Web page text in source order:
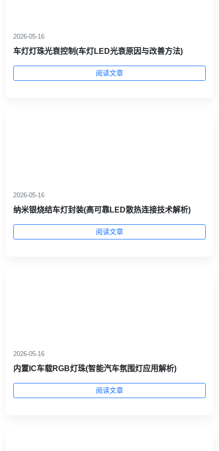
2026-05-16
车灯灯珠光衰控制(车灯LED光衰原因与改善方法)
阅读文章
2026-05-16
纳米银烧结车灯封装(高可靠LED散热连接技术解析)
阅读文章
2026-05-16
内置IC车载RGB灯珠(智能汽车氛围灯应用解析)
阅读文章